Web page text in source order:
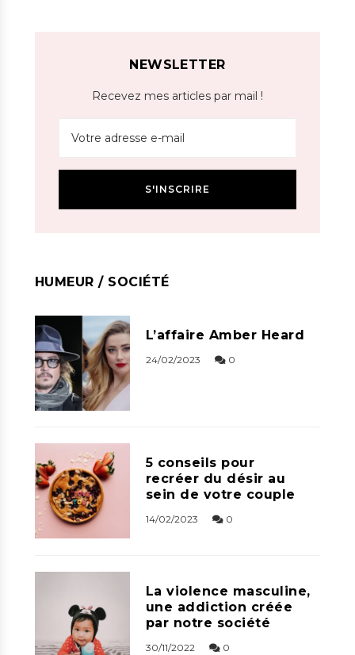
NEWSLETTER
Recevez mes articles par mail !
HUMEUR / SOCIÉTÉ
L’affaire Amber Heard
24/02/2023 0
5 conseils pour
recréer du désir au
sein de votre couple
14/02/2023 0
La violence masculine,
une addiction créée
par notre société
30/11/2022 0